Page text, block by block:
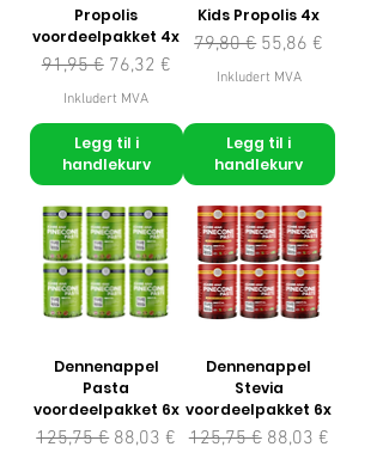
Propolis
voordeelpakket 4x
Vanlig pris
91,95 € Salgspris
76,32 €
Inkludert MVA
Legg til i
handlekurv
Kids Propolis 4x
Vanlig pris
79,80 € Salgspris
55,86 €
Inkludert MVA
Legg til i
handlekurv
Dennenappel
Pasta
voordeelpakket 6x
Vanlig pris
125,75 € Salgspris
88,03 €
Dennenappel
Stevia
voordeelpakket 6x
Vanlig pris
125,75 € Salgspris
88,03 €